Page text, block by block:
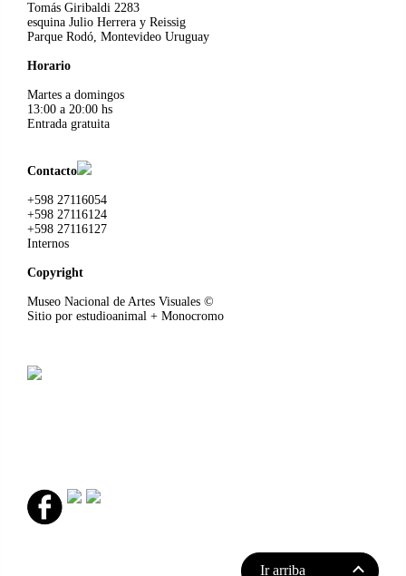
Tomás Giribaldi 2283
esquina Julio Herrera y Reissig
Parque Rodó, Montevideo Uruguay
Horario
Martes a domingos
13:00 a 20:00 hs
Entrada gratuita
Contacto
+598 27116054
+598 27116124
+598 27116127
Internos
Copyright
Museo Nacional de Artes Visuales ©
Sitio por estudioanimal + Monocromo
Ir arriba